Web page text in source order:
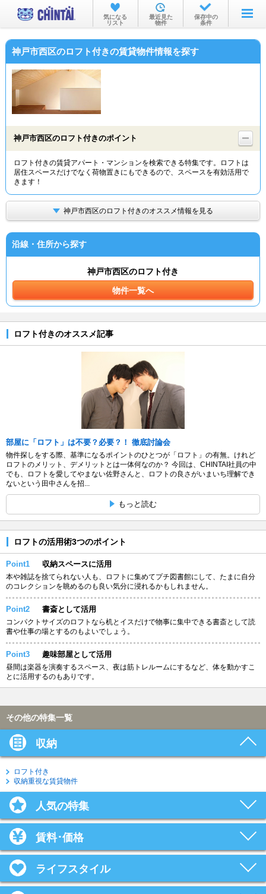
お部屋を探す
沿線・駅から
物件特集から
TOP
気になる
リスト
最近見た
物件
保存中の
条件
神戸市西区のロフト付きの賃貸物件情報を探す
神戸市西区のロフト付きのポイント
ロフト付きの賃貸アパート・マンションを検索できる特集です。ロフトは
居住スペースだけでなく荷物置きにもできるので、スペースを有効活用で
きます！
神戸市西区のロフト付きのオススメ情報を見る
沿線・住所から探す
神戸市西区のロフト付き
物件一覧へ
ロフト付きのオススメ記事
部屋に「ロフト」は不要？必要？！ 徹底討論会
物件探しをする際、基準になるポイントのひとつが「ロフト」の有無。けれど
ロフトのメリット、デメリットとは一体何なのか？ 今回は、CHINTAI社員の中
でも、ロフトを愛してやまない佐野さんと、ロフトの良さがいまいち理解でき
ないという田中さんを招...
もっと読む
ロフトの活用術3つのポイント
Point1 収納スペースに活用
本や雑誌を捨てられない人も、ロフトに集めてプチ図書館にして、たまに自分
のコレクションを眺めるのも良い気分に浸れるかもしれません。
Point2 書斎として活用
コンパクトサイズのロフトなら机とイスだけで物事に集中できる書斎として読
書や仕事の場とするのもよいでしょう。
Point3 趣味部屋として活用
昼間は楽器を演奏するスペース、夜は筋トレルームにするなど、体を動かすこ
とに活用するのもありです。
その他の特集一覧
収納
ロフト付き
収納重視な賃貸物件
人気の特集
賃料･価格
ライフスタイル